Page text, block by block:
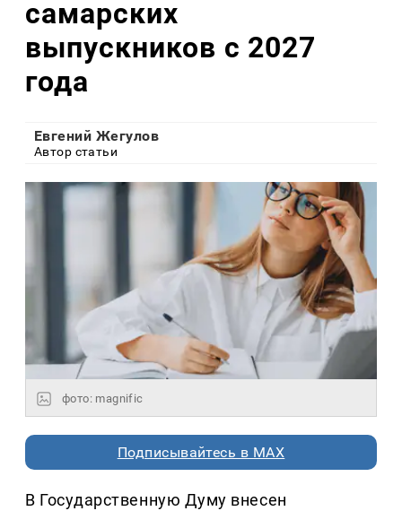
самарских
выпускников с 2027
года
Евгений Жегулов
Автор статьи
фото: magnific
Подписывайтесь в MAX
В Государственную Думу внесен